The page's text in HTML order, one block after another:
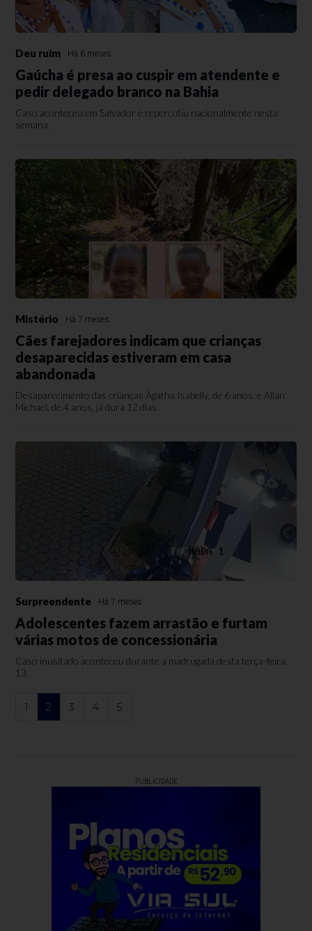
Deu ruim Há 6 meses
Gaúcha é presa ao cuspir em atendente e
pedir delegado branco na Bahia
Caso aconteceu em Salvador e repercutiu nacionalmente nesta
semana.
Mistério Há 7 meses
Cães farejadores indicam que crianças
desaparecidas estiveram em casa
abandonada
Desaparecimento das crianças Ágatha Isabelly, de 6 anos, e Allan
Michael, de 4 anos, já dura 12 dias.
Surpreendente Há 7 meses
Adolescentes fazem arrastão e furtam
várias motos de concessionária
Caso inusitado aconteceu durante a madrugada desta terça-feira,
13.
1 2 3 4 5
PUBLICIDADE